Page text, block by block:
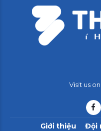
Visit us
Giới thiệu Đội